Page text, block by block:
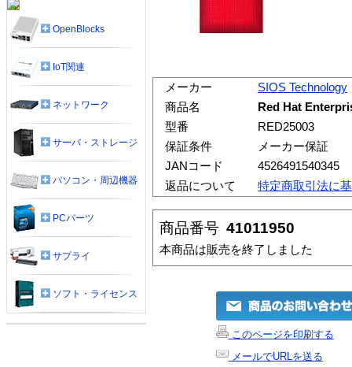
メーカー
SIOS Technology
商品名
Red Hat
型番
RED25003
保証条件
メーカー保証
JANコード
4526491540345
返品について
特定商取引法に
商品番号 41011950
本商品は販売を終了しました
このページを印刷する
メールでURLを送る
OpenBlocks
IoT関連
ネットワーク
サーバ・ストレージ
パソコン・周辺機器
PCパーツ
サプライ
ソフト・ライセンス